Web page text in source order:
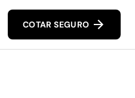
COTAR SEGURO